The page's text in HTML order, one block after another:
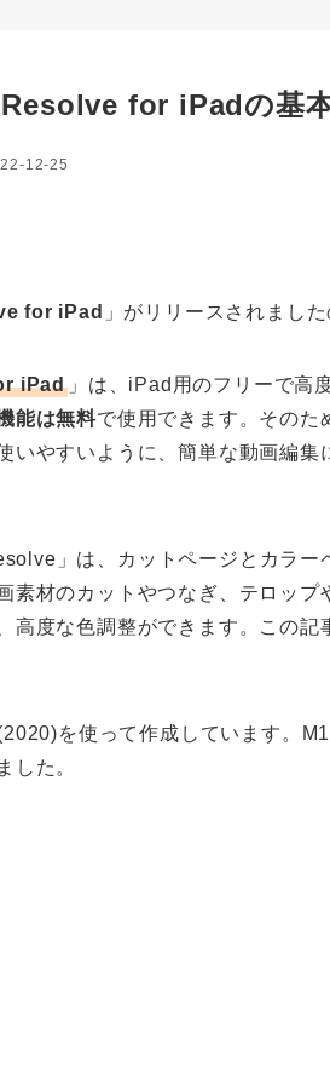
for iPadの基
12-25
for iPad 」がリリースされまし
iPad 」は、iPad用のフリーで高
能は無料で使用できます。そのた
いやすいように、簡単な動画編集
」は、カットページとカラー
素材のカットやつなぎ、テロップ
高度な色調整ができます。この記
を使って作成しています。
した。